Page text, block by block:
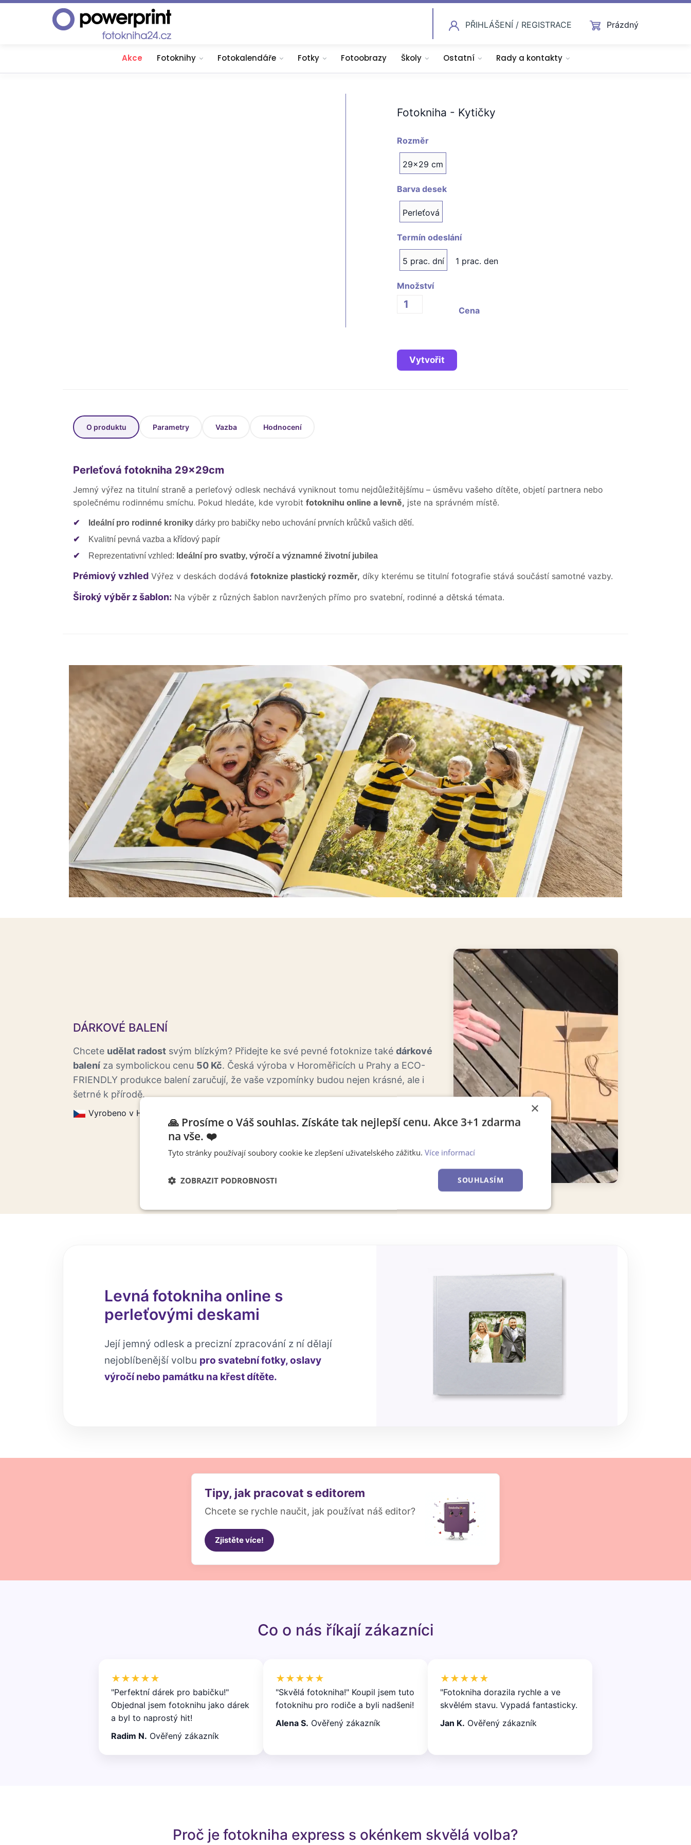
PŘIHLÁŠENÍ / REGISTRACE Prázdný
Akce Fotoknihy Fotokalendáře Fotky Fotoobrazy Školy Ostatní Rady a kontakty
Fotokniha - Kytičky
Rozměr
29x29 cm
Barva desek
Perleťová
Termín odeslání
5 prac. dní 1 prac. den
Množství
Cena
Vytvořit
O produktu Parametry Vazba Hodnocení
Perleťová fotokniha 29x29cm
Jemný výřez na titulní straně a perleťový odlesk nechává vyniknout tomu nejdůležitějšímu – úsměvu vašeho dítěte, objetí partnera nebo
společnému rodinnému smíchu. Pokud hledáte, kde vyrobit fotoknihu online a levně, jste na správném místě.
✔ Ideální pro rodinné kroniky dárky pro babičky nebo uchování prvních krůčků vašich dětí.
✔
Kvalitní pevná vazba a křídový papír
✔
Reprezentativní vzhled: Ideální pro svatby, výročí a významné životní jubilea
Prémiový vzhled Výřez v deskách dodává fotoknize plastický rozměr, díky kterému se titulní fotografie stává součástí samotné vazby.
Široký výběr z šablon: Na výběr z různých šablon navržených přímo pro svatební, rodinné a dětská témata.
DÁRKOVÉ BALENÍ
Chcete udělat radost svým blízkým? Přidejte ke své pevné fotoknize také dárkové
balení za symbolickou cenu 50 Kč. Česká výroba v Horoměřicích u Prahy a ECO-
FRIENDLY produkce balení zaručují, že vaše vzpomínky budou nejen krásné, ale i
šetrné k přírodě.
Vyrobeno v Horoměřicích.
Levná fotokniha online s
perleťovými deskami
Její jemný odlesk a precizní zpracování z ní dělají
nejoblíbenější volbu pro svatební fotky, oslavy
výročí nebo památku na křest dítěte.
Tipy, jak pracovat s editorem
Chcete se rychle naučit, jak používat náš editor?
Zjistěte více!
Co o nás říkají zákazníci
★★★★★
"Perfektní dárek pro babičku!"
Objednal jsem fotoknihu jako dárek
a byl to naprostý hit!
Radim N. Ověřený zákazník
★★★★★
"Skvělá fotokniha!" Koupil jsem tuto
fotoknihu pro rodiče a byli nadšeni!
Alena S. Ověřený zákazník
★★★★★
"Fotokniha dorazila rychle a ve
skvělém stavu. Vypadá fantasticky.
Jan K. Ověřený zákazník
Proč je fotokniha express s okénkem skvělá volba?
×
🙏 Prosíme o Váš souhlas. Získáte tak nejlepší cenu. Akce 3+1 zdarma
na vše. ❤️
Tyto stránky používají soubory cookie ke zlepšení uživatelského zážitku. Více informací
SOUHLASÍM
ZOBRAZIT PODROBNOSTI
Nezbytně nutné
Výkonové
Soubory cílení Funkční soubory
Nezařazené